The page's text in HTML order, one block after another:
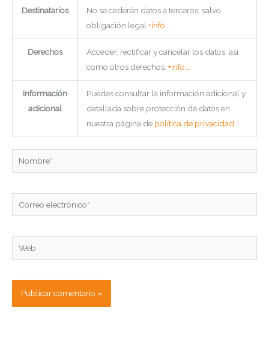
Destinatarios
No se cederán datos a terceros, salvo
obligación legal +info...
Derechos
Acceder, rectificar y cancelar los datos, así
como otros derechos. +info...
Información
adicional
Puedes consultar la información adicional y
detallada sobre protección de datos en
nuestra página de política de privacidad
Nombre*
electrónico*